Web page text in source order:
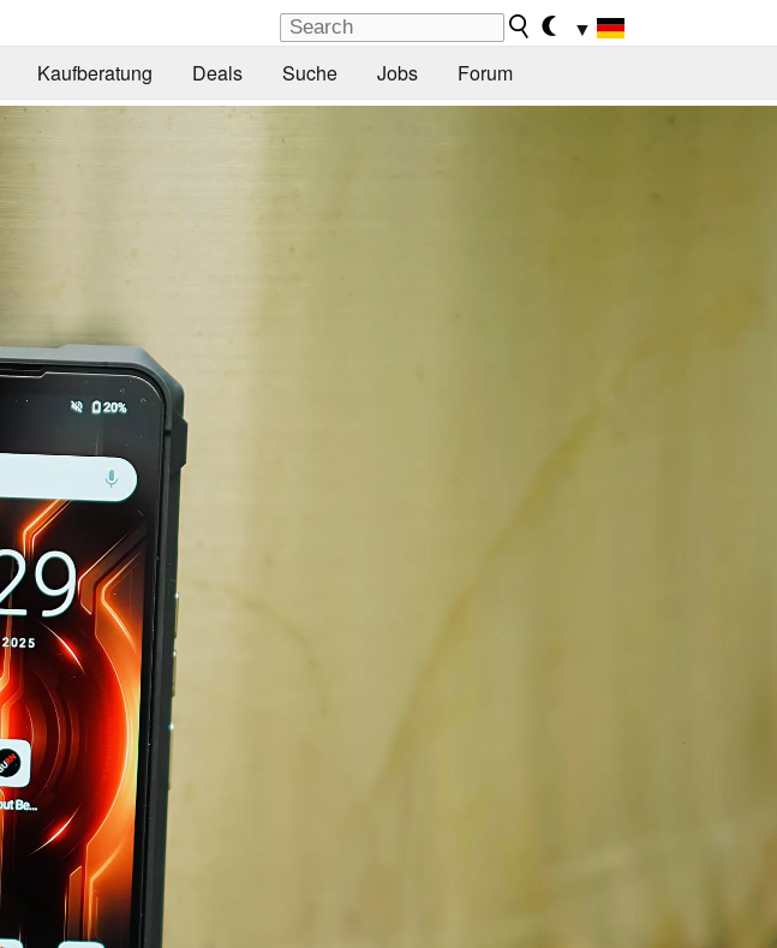
▼
Kaufberatung Deals Suche Jobs Forum